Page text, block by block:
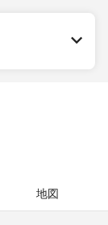
地図